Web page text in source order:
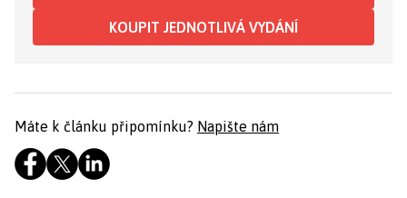
KOUPIT JEDNOTLIVÁ VYDÁNÍ
Máte k článku připomínku? Napište nám